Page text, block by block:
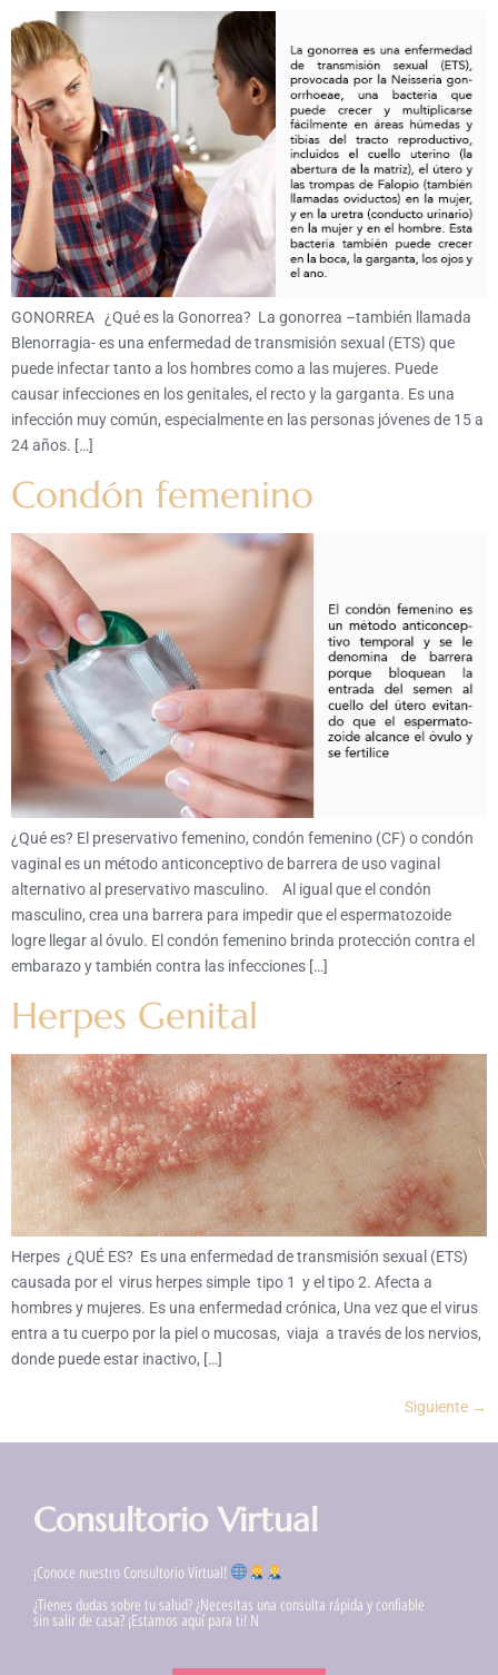
GONORREA ¿Qué es la Gonorrea? La gonorrea –también llamada
Blenorragia- es una enfermedad de transmisión sexual (ETS) que
puede infectar tanto a los hombres como a las mujeres. Puede
causar infecciones en los genitales, el recto y la garganta. Es una
infección muy común, especialmente en las personas jóvenes de 15 a
24 años. […]
Condón femenino
¿Qué es? El preservativo femenino, condón femenino (CF) o condón
vaginal es un método anticonceptivo de barrera de uso vaginal
alternativo al preservativo masculino. Al igual que el condón
masculino, crea una barrera para impedir que el espermatozoide
logre llegar al óvulo. El condón femenino brinda protección contra el
embarazo y también contra las infecciones […]
Herpes Genital
Herpes ¿QUÉ ES? Es una enfermedad de transmisión sexual (ETS)
causada por el virus herpes simple tipo 1 y el tipo 2. Afecta a
hombres y mujeres. Es una enfermedad crónica, Una vez que el virus
entra a tu cuerpo por la piel o mucosas, viaja a través de los nervios,
donde puede estar inactivo, […]
Siguiente →
Consultorio Virtual
¡Conoce nuestro Consultorio Virtual!
¿Tienes dudas sobre tu salud? ¿Necesitas una consulta rápida y confiable
sin salir de casa? ¡Estamos aquí para ti! N